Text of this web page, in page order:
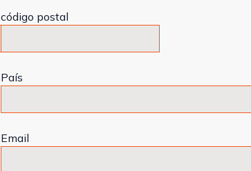
código postal
País
Email